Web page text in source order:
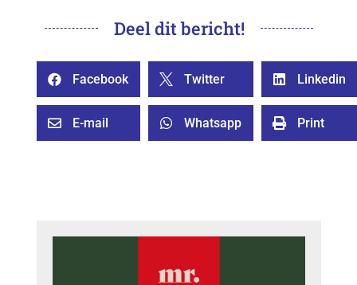
Deel dit bericht!
 Facebook  Twitter  Linkedin
 E-mail  Whatsapp  Print